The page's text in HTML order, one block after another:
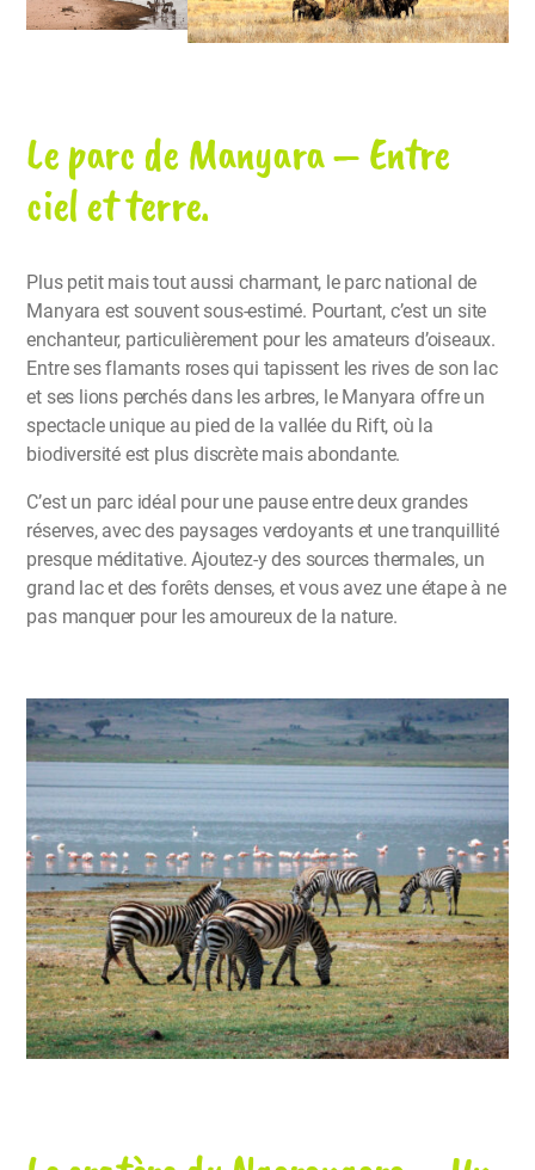
Le parc de Manyara – Entre
ciel et terre.
Plus petit mais tout aussi charmant, le parc national de
Manyara est souvent sous-estimé. Pourtant, c’est un site
enchanteur, particulièrement pour les amateurs d’oiseaux.
Entre ses flamants roses qui tapissent les rives de son lac
et ses lions perchés dans les arbres, le Manyara offre un
spectacle unique au pied de la vallée du Rift, où la
biodiversité est plus discrète mais abondante.
C’est un parc idéal pour une pause entre deux grandes
réserves, avec des paysages verdoyants et une tranquillité
presque méditative. Ajoutez-y des sources thermales, un
grand lac et des forêts denses, et vous avez une étape à ne
pas manquer pour les amoureux de la nature.